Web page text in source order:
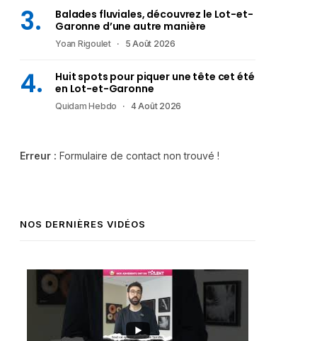
Balades fluviales, découvrez le Lot-et-
Garonne d’une autre manière
Yoan Rigoulet 5 Août 2026
Huit spots pour piquer une tête cet été
en Lot-et-Garonne
Quidam Hebdo 4 Août 2026
Erreur : Formulaire de contact non trouvé !
NOS DERNIÈRES VIDÉOS